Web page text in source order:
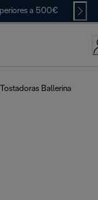
a 500€
Tostadoras Ballerina